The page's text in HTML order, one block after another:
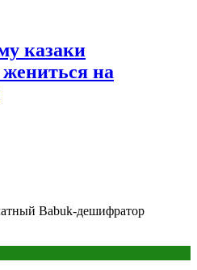
казаки
на
Babuk-дешифратор